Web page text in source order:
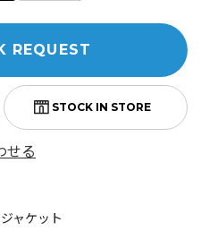
REQUEST
せる
ャケット